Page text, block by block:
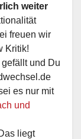
weiter
freuen wir
Kritik!
und Du
es nur mit
und
liegt